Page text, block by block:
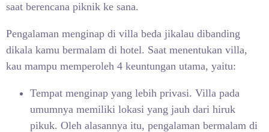
saat berencana piknik ke sana.
Pengalaman menginap di villa beda jikalau dibanding
dikala kamu bermalam di hotel. Saat menentukan villa,
kau mampu memperoleh 4 keuntungan utama, yaitu:
Tempat menginap yang lebih privasi. Villa pada
umumnya memiliki lokasi yang jauh dari hiruk
pikuk. Oleh alasannya itu, pengalaman bermalam di